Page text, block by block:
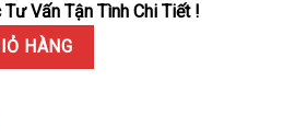
Vấn Tận Tình Chi Tiết !
1AR-001 Demi Vàng Hồng Mặt
HÀNG